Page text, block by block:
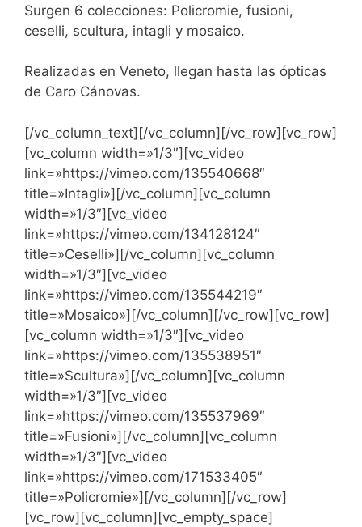
Surgen 6 colecciones: Policromie, fusioni,
ceselli, scultura, intagli y mosaico.
Realizadas en Veneto, llegan hasta las ópticas
de Caro Cánovas.
[/vc_column_text][/vc_column][/vc_row][vc_row]
[vc_column width=»1/3″][vc_video
link=»https://vimeo.com/135540668″
title=»Intagli»][/vc_column][vc_column
width=»1/3″][vc_video
link=»https://vimeo.com/134128124″
title=»Ceselli»][/vc_column][vc_column
width=»1/3″][vc_video
link=»https://vimeo.com/135544219″
title=»Mosaico»][/vc_column][/vc_row][vc_row]
[vc_column width=»1/3″][vc_video
link=»https://vimeo.com/135538951″
title=»Scultura»][/vc_column][vc_column
width=»1/3″][vc_video
link=»https://vimeo.com/135537969″
title=»Fusioni»][/vc_column][vc_column
width=»1/3″][vc_video
link=»https://vimeo.com/171533405″
title=»Policromie»][/vc_column][/vc_row]
[vc_row][vc_column][vc_empty_space]